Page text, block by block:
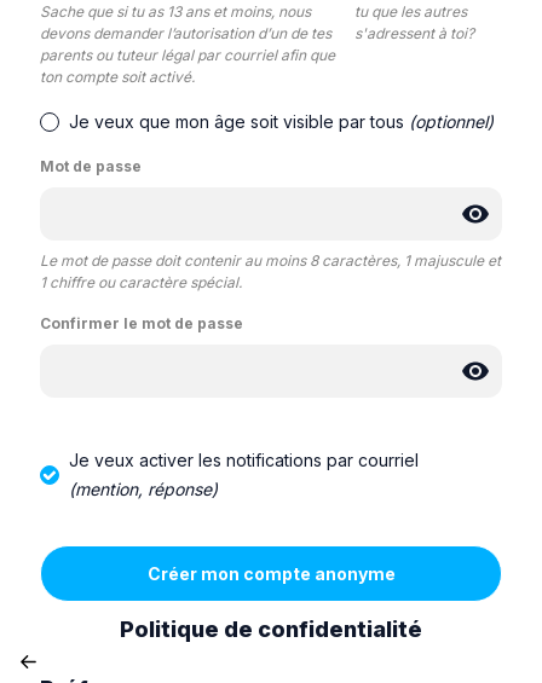
Sache que si tu as 13 ans et moins, nous
devons demander l’autorisation d’un de tes
parents ou tuteur légal par courriel afin que
ton compte soit activé.
tu que les autres
s'adressent à toi?
Je veux que mon âge soit visible par tous (optionnel)
Mot de passe
Le mot de passe doit contenir au moins 8 caractères, 1 majuscule et
1 chiffre ou caractère spécial.
Confirmer le mot de passe
Je veux activer les notifications par courriel
(mention, réponse)
Politique de confidentialité